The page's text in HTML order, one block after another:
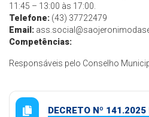
11:45 – 13:00 às 17:00.
Telefone: (43) 37722479
Email:
Competências:
Responsáveis pelo Conselho
DECRETO Nº 141.2025